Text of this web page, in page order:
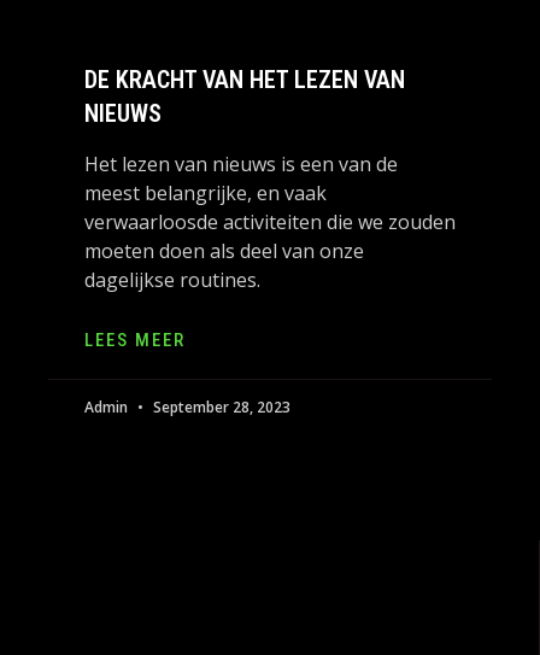
DE KRACHT VAN HET LEZEN VAN
NIEUWS
Het lezen van nieuws is een van de
meest belangrijke, en vaak
verwaarloosde activiteiten die we zouden
moeten doen als deel van onze
dagelijkse routines.
LEES MEER
Admin September 28, 2023